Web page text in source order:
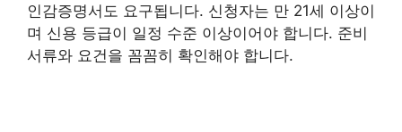
인감증명서도 요구됩니다. 신청자는 만 21세 이상이
며 신용 등급이 일정 수준 이상이어야 합니다. 준비
서류와 요건을 꼼꼼히 확인해야 합니다.